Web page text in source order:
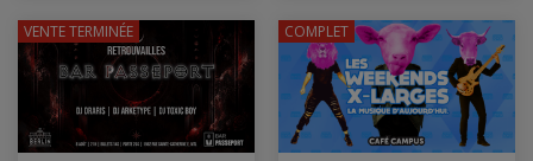
VENTE TERMINÉE COMPLET